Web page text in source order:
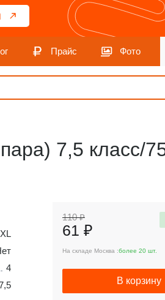
Прайс Фото
7,5 класс/
XL
4
110 ₽
61 ₽
На складе Москва :более 20 шт.
В корзину